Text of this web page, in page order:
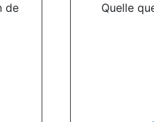
de
Quelle